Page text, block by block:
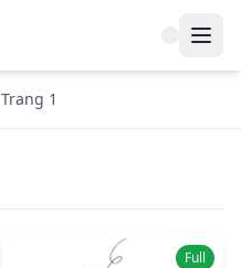
Trang 1
Full